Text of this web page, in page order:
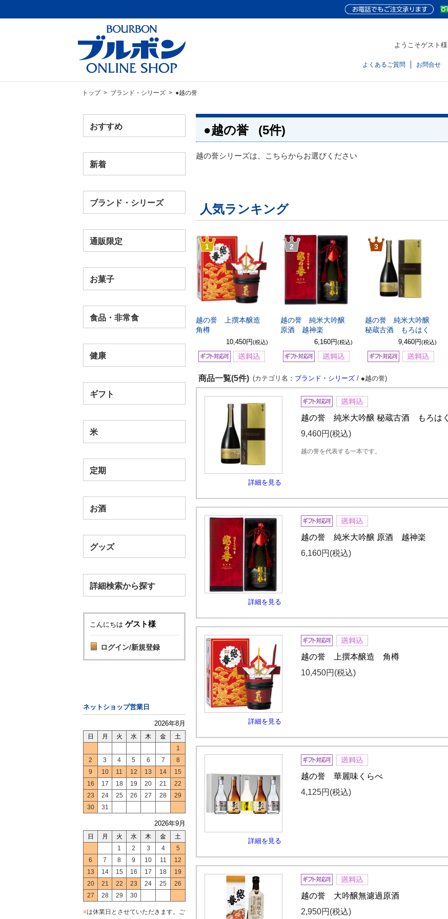
ようこそゲスト様
よくあるご質問 お問合せ
トップ> ブランド・シリーズ> ●越の誉
おすすめ
新着
ブランド・シリーズ
通販限定
お菓子
食品・非常食
健康
ギフト
米
定期
お酒
グッズ
詳細検索から探す
こんにちは ゲスト様
ログイン/新規登録
ネットショップ営業日
2026年8月
日 月 火 水 木 金
土
1
2
3 4 5 6 7
8
9
10 11 12 13 14
15
16
17 18 19 20 21
22
23
24 25 26 27 28
29
30
31
2026年9月
日 月 火 水 木 金
土
1
2 3 4
5
6
7 8 9 10 11
12
13
14 15 16 17 18
19
20
21 22 23 24 25
26
27
28 29 30
■は休業日とさせていただきます。ご
●越の誉 (5件)
越の誉シリーズは、こちらからお選びください
人気ランキング
1
越の誉 上撰本醸造
角樽
10,450円(税込)
2
越の誉 純米大吟醸
原酒 越神楽
6,160円(税込)
3
越の誉 純米大吟醸
秘蔵古酒 もろはく
9,460円(税込)
商品一覧(5件) (カテゴリ名： ブランド・シリーズ / ●越の誉)
詳細を見る
越の誉 純米大吟醸 秘蔵古酒 もろはく
9,460円 (税込)
越の誉を代表する一本です。
詳細を見る
越の誉 純米大吟醸 原酒 越神楽
6,160円 (税込)
詳細を見る
越の誉 上撰本醸造 角樽
10,450円 (税込)
詳細を見る
越の誉 華麗味くらべ
4,125円 (税込)
越の誉 大吟醸無濾過原酒
2,950円 (税込)